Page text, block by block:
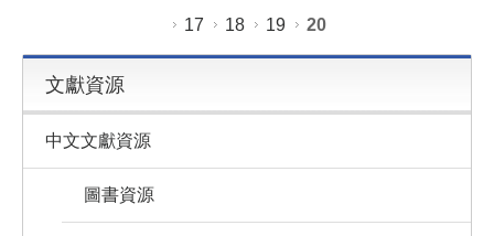
17
18 19 20
文獻資源
中文文獻資源
圖書資源